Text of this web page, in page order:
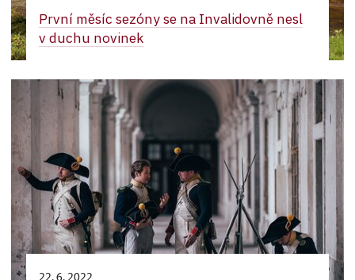
První měsíc sezóny se na Invalidovně nesl
v duchu novinek
22. 6. 2022